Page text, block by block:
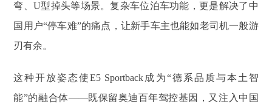
弯、U型掉头等场景。复杂车位泊车功能，更是解决了中
国用户“停车难”的痛点，让新手车主也能如老司机一般游
刃有余。
这种开放姿态使E5 Sportback成为“德系品质与本土智
能”的融合体——既保留奥迪百年驾控基因，又注入中国